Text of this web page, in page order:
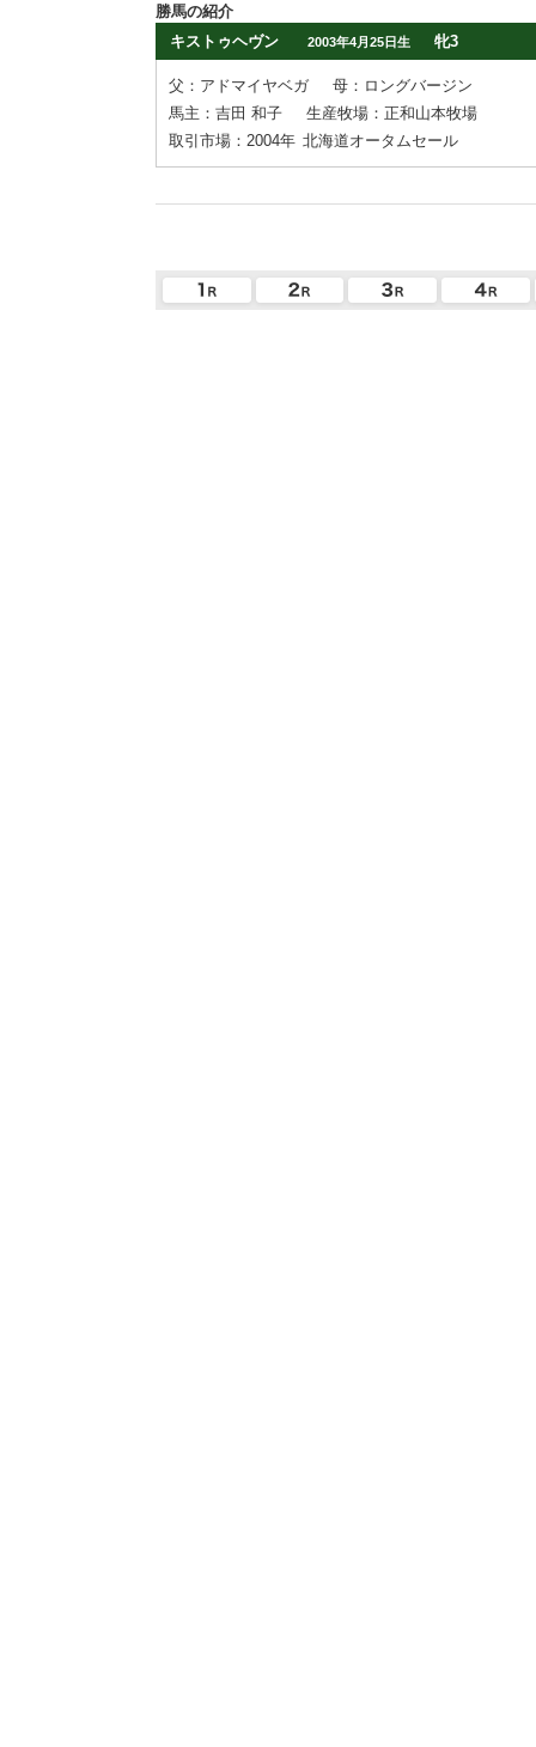
勝馬の紹介
キストゥヘヴン
2003年4月25日生 牝3
父：アドマイヤベガ
母：ロングバージン
馬主：吉田 和子
生産牧場：正和山本牧場
取引市場：2004年 北海道オータムセール